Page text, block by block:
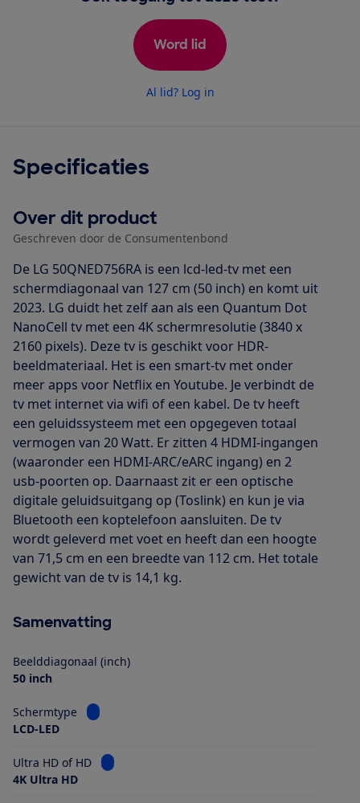
Word lid
Al lid? Log in
Specificaties
Over dit product
Geschreven door de Consumentenbond
De LG 50QNED756RA is een lcd-led-tv met een
schermdiagonaal van 127 cm (50 inch) en komt uit
2023. LG duidt het zelf aan als een Quantum Dot
NanoCell tv met een 4K schermresolutie (3840 x
2160 pixels). Deze tv is geschikt voor HDR-
beeldmateriaal. Het is een smart-tv met onder
meer apps voor Netflix en Youtube. Je verbindt de
tv met internet via wifi of een kabel. De tv heeft
een geluidssysteem met een opgegeven totaal
vermogen van 20 Watt. Er zitten 4 HDMI-ingangen
(waaronder een HDMI-ARC/eARC ingang) en 2
usb-poorten op. Daarnaast zit er een optische
digitale geluidsuitgang op (Toslink) en kun je via
Bluetooth een koptelefoon aansluiten. De tv
wordt geleverd met voet en heeft dan een hoogte
van 71,5 cm en een breedte van 112 cm. Het totale
gewicht van de tv is 14,1 kg.
Samenvatting
Beelddiagonaal (inch)
50 inch
Schermtype
Bekijk informatie voor Schermtype
LCD-LED
Ultra HD of HD
Bekijk informatie voor Ultra HD of HD
4K Ultra HD